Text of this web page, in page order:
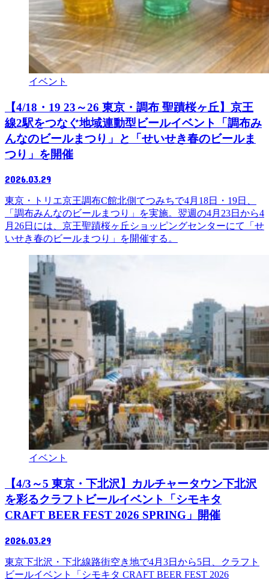
イベント
【4/18・19 23～26 東京・調布 聖蹟桜ヶ丘】京王
線2駅をつなぐ地域連動型ビールイベント「調布み
んなのビールまつり」と「せいせき春のビールま
つり」を開催
2026.03.29
東京・トリエ京王調布C館北側てつみちで4月18日・19日、
「調布みんなのビールまつり」を実施。翌週の4月23日から4
月26日には、京王聖蹟桜ヶ丘ショッピングセンターにて「せ
いせき春のビールまつり」を開催する。
イベント
【4/3～5 東京・下北沢】カルチャータウン下北沢
を彩るクラフトビールイベント「シモキタ
CRAFT BEER FEST 2026 SPRING」開催
2026.03.29
東京下北沢・下北線路街空き地で4月3日から5日、クラフト
ビールイベント「シモキタ CRAFT BEER FEST 2026